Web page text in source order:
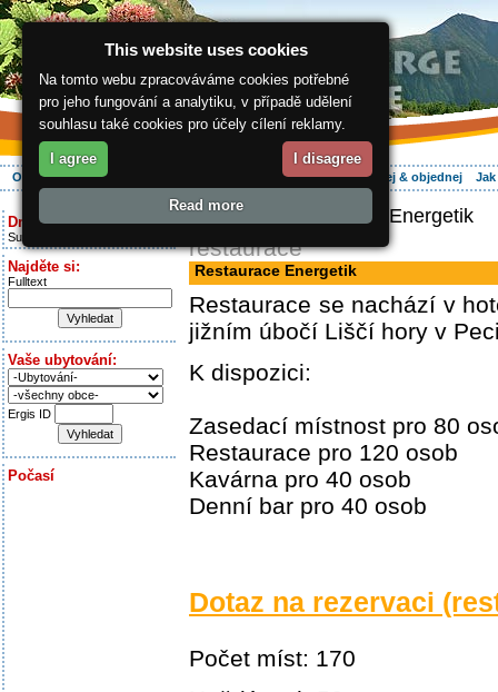
O regionu Aktivně Ubytování Hledej & objednej
Dnes je:
Sunday 9.08.2026
Najděte si:
Fulltext
Vaše ubytování:
Ergis ID
Počasí
ergis.cz > Restaurace Energetik
restaurace
Restaurace Energetik
Restaurace se nachází v
jižním úbočí Liščí hory v
K dispozici:
Zasedací místnost pro 80
Restaurace pro 120 osob
Kavárna pro 40 osob
Denní bar pro 40 osob
Dotaz na rezervaci
Počet míst: 170
This website uses cookies
Na tomto webu zpracováváme cookies potřebné
pro jeho fungování a analytiku, v případě udělení
souhlasu také cookies pro účely cílení reklamy.
I agree I disagree
Read more